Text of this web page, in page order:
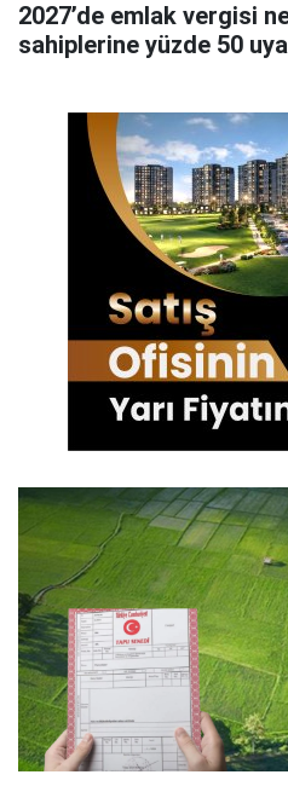
2027’de emlak vergisi
sahiplerine yüzde 50